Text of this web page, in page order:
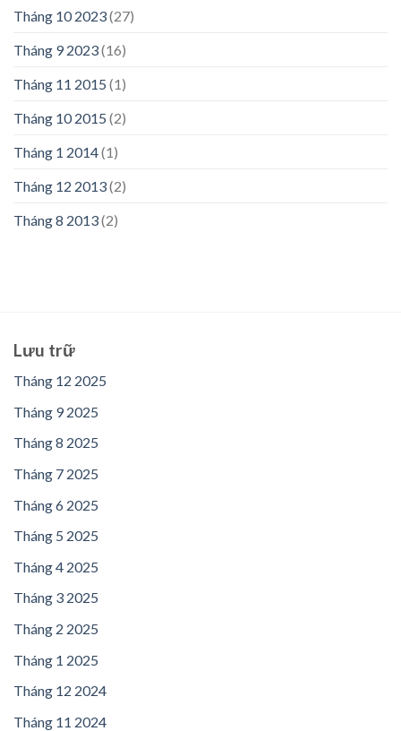
Tháng 10 2023(27)
Tháng 9 2023(16)
Tháng 11 2015 (1)
Tháng 10 2015 (2)
Tháng 1 2014(1)
Tháng 12 2013(2)
Tháng 8 2013(2)
Lưu trữ
Tháng 12 2025
Tháng 9 2025
Tháng 8 2025
Tháng 7 2025
Tháng 6 2025
Tháng 5 2025
Tháng 4 2025
Tháng 3 2025
Tháng 2 2025
Tháng 1 2025
Tháng 12 2024
Tháng 11 2024